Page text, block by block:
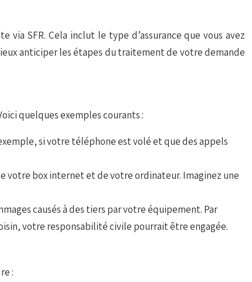
SFR. Cela inclut le type d’assurance que vous avez
anticiper les étapes du traitement de votre demande
quelques exemples courants :
si votre téléphone est volé et que des appels
votre box internet et de votre ordinateur. Imaginez une
causés à des tiers par votre équipement. Par
votre responsabilité civile pourrait être engagée.
: